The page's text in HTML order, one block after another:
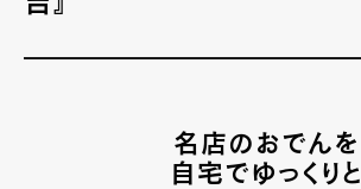
名店のおでんを
自宅でゆっくりと